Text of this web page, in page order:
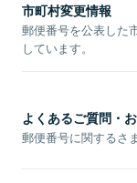
市町村変更情報
郵便番号を公表した
しています。
よくあるご質問・
郵便番号に関するさ